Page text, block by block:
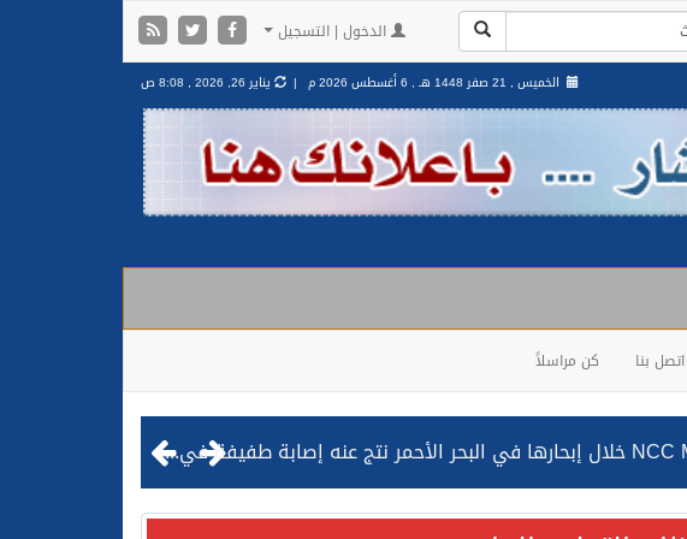
الدخول | التسجيل
الخميس , 21 صفر 1448 هـ , 6 أغسطس 2026 م | يناير 26, 2026 , 8:08 ص
اتصل بنا كن مراسلاً